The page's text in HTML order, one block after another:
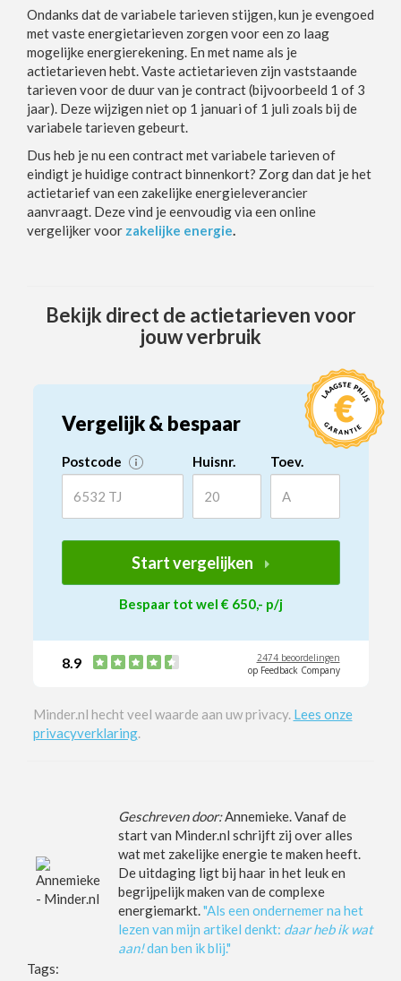
Ondanks dat de variabele tarieven stijgen, kun je evengoed
met vaste energietarieven zorgen voor een zo laag
mogelijke energierekening. En met name als je
actietarieven hebt. Vaste actietarieven zijn vaststaande
tarieven voor de duur van je contract (bijvoorbeeld 1 of 3
jaar). Deze wijzigen niet op 1 januari of 1 juli zoals bij de
variabele tarieven gebeurt.
Dus heb je nu een contract met variabele tarieven of
eindigt je huidige contract binnenkort? Zorg dan dat je het
actietarief van een zakelijke energieleverancier
aanvraagt. Deze vind je eenvoudig via een online
vergelijker voor zakelijke energie.
Bekijk direct de actietarieven voor
jouw verbruik
Vergelijk & bespaar
Postcode Huisnr. Toev.
Start vergelijken
Bespaar tot wel € 650,- p/j
8.9
2474 beoordelingen
op Feedback Company
Minder.nl hecht veel waarde aan uw privacy. Lees onze
privacyverklaring.
Geschreven door:Annemieke. Vanaf de
start van Minder.nl schrijft zij over alles
wat met zakelijke energie te maken heeft.
De uitdaging ligt bij haar in het leuk en
begrijpelijk maken van de complexe
energiemarkt."Als een ondernemer na het
lezen van mijn artikel denkt: daar heb ik wat
aan!dan ben ik blij."
Tags: